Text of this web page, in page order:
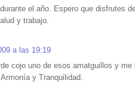
el año. Espero que disfrutes
y trabajo.
a las 19:19
cojo uno de esos amatguillos y
y Tranquilidad.